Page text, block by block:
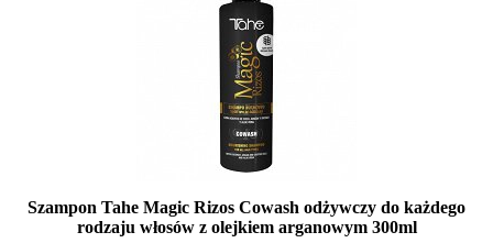
Szampon Tahe Magic Rizos Cowash odżywczy do każdego
rodzaju włosów z olejkiem arganowym 300ml